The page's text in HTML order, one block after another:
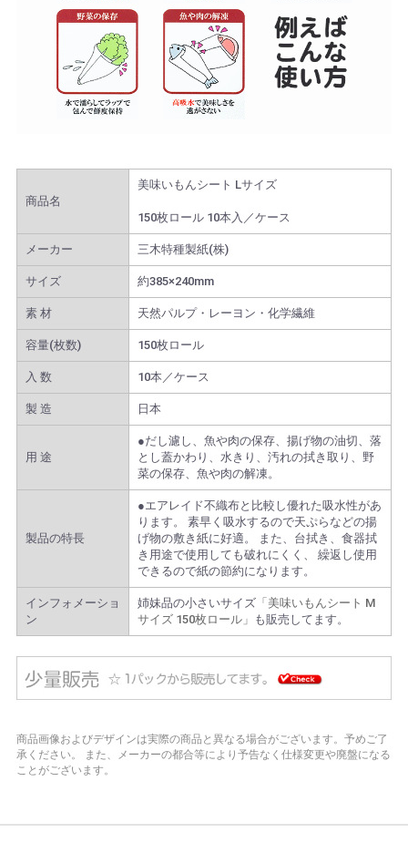
商品名
美味いもんシート Lサイズ
150枚ロール 10本入／ケース
メーカー 三木特種製紙(株)
サイズ 約385×240mm
素 材 天然パルプ・レーヨン・化学繊維
容量(枚数) 150枚ロール
入 数 10本／ケース
製 造 日本
用 途
●だし濾し、魚や肉の保存、揚げ物の油切、落
とし蓋かわり、水きり、汚れの拭き取り、野
菜の保存、魚や肉の解凍。
製品の特長
●エアレイド不織布と比較し優れた吸水性があ
ります。 素早く吸水するので天ぷらなどの揚
げ物の敷き紙に好適。 また、台拭き、食器拭
き用途で使用しても破れにくく、 繰返し使用
できるので紙の節約になります。
インフォメーショ
ン
姉妹品の小さいサイズ「美味いもんシート M
サイズ 150枚ロール」 も販売してます。
商品画像およびデザインは実際の商品と異なる場合がございます。予めご了
承ください。
また、メーカーの都合等により予告なく仕様変更や廃盤になる
ことがございます。